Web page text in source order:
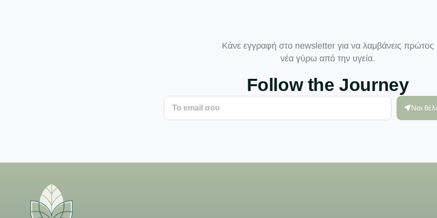
Κάνε εγγραφή στο newsletter για να λαμβάνεις πρώτος
νέα γύρω από την υγεία.
Follow the Journey
Ναι